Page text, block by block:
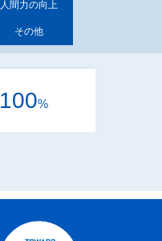
人間力の向上
その他
100%